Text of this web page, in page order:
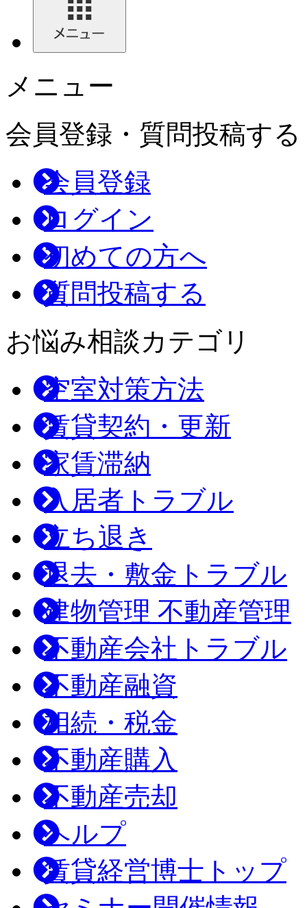
メニュー
会員登録・質問投稿す
会員登録
ログイン
初めての方へ
質問投稿する
お悩み相談カテゴリ
空室対策方法
賃貸契約・更新
家賃滞納
入居者トラブル
立ち退き
退去・敷金トラブル
建物管理 不動産管理
不動産会社トラブル
不動産融資
相続・税金
不動産購入
不動産売却
ヘルプ
賃貸経営博士トップ